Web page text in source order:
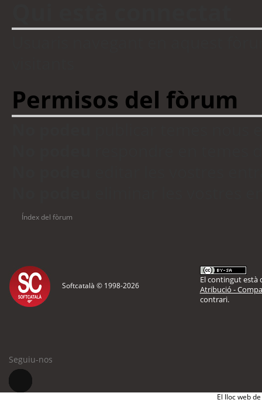
Permisos del fòrum
Índex del fòrum
Softcatalà © 1998-2026
El contingut està
Atribució -
contrari.
Seguiu-nos
El lloc web